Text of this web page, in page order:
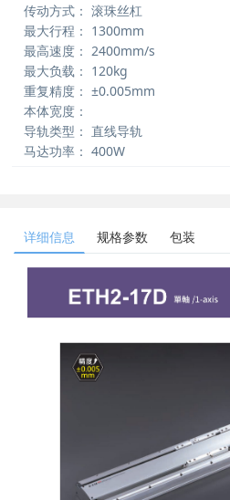
传动方式： 滚珠丝杠
最大行程： 1300mm
最高速度： 2400mm/s
最大负载： 120kg
重复精度： ±0.005mm
本体宽度：
导轨类型： 直线导轨
马达功率： 400W
详细信息 规格参数 包装